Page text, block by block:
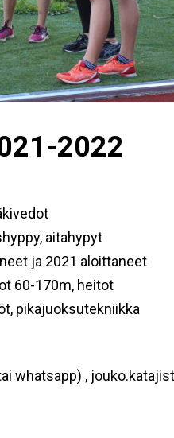
2022
aitahypyt
ja 2021 aloittaneet
60-170m, heitot
pikajuoksutekniikka
whatsapp) ,